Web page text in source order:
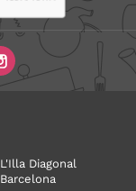
L'Illa Diagonal
Barcelona